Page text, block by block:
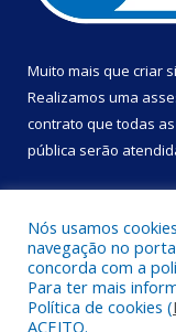
Muito mais que criar
Realizamos uma
contrato que todas
pública serão
Todos os direitos
Nós usamos
navegação no
concorda com a
Para ter mais
Política de cookies (
ACEITO.